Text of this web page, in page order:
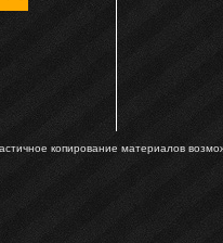
копирование материалов